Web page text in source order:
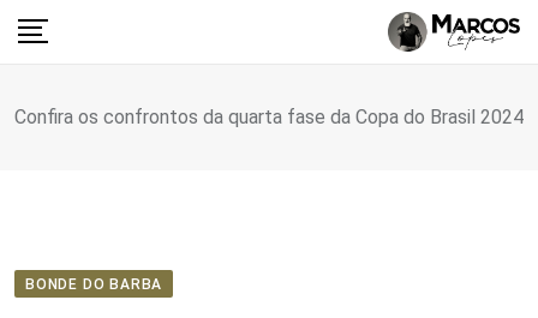
para
conteúdo
Confira os confrontos da quarta fase da Copa do Brasil 2024
BONDE DO BARBA